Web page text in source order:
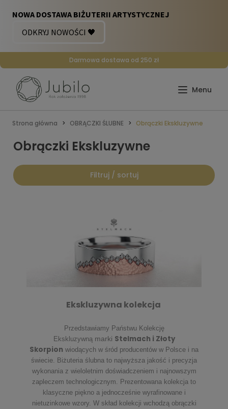
Darmowa dostawa od 250 zł
Strona główna OBRĄCZKI ŚLUBNE Obrączki Ekskluzywne
Obrączki Ekskluzywne
Filtruj / sortuj
Ekskluzywna kolekcja
Przedstawiamy Państwu Kolekcję
Ekskluzywną marki Stelmach i Złoty
Skorpion wiodących w śród producentów w Polsce i na
świecie. Biżuteria ślubna to najwyższa jakość i precyzja
wykonania z wieloletnim doświadczeniem i najnowszym
zapleczem technologicznym. Prezentowana kolekcja to
klasyczne piękno a jednocześnie wyrafinowane i
nietuzinkowe wzory. W skład kolekcji wchodzą obrączki